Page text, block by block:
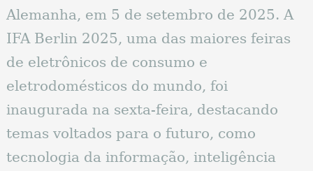
Alemanha, em 5 de setembro de 2025. A
IFA Berlin 2025, uma das maiores feiras
de eletrônicos de consumo e
eletrodomésticos do mundo, foi
inaugurada na sexta-feira, destacando
temas voltados para o futuro, como
tecnologia da informação, inteligência